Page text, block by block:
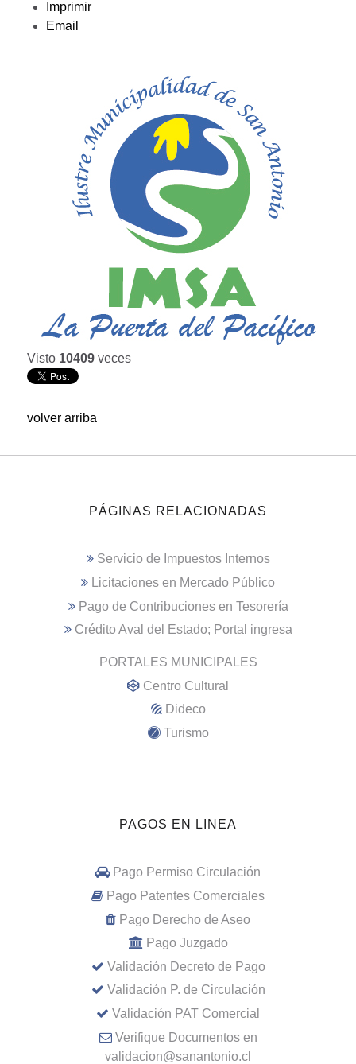
Imprimir
Email
Visto 10409 veces
volver arriba
PÁGINAS RELACIONADAS
Servicio de Impuestos Internos
Licitaciones en Mercado Público
Pago de Contribuciones en Tesorería
Crédito Aval del Estado; Portal ingresa
PORTALES MUNICIPALES
Centro Cultural
Dideco
Turismo
PAGOS EN LINEA
Pago Permiso Circulación
Pago Patentes Comerciales
Pago Derecho de Aseo
Pago Juzgado
Validación Decreto de Pago
Validación P. de Circulación
Validación PAT Comercial
Verifique Documentos en
validacion@sanantonio.cl